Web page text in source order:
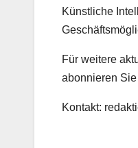
Künstliche
Für weitere
abonnieren
Kontakt: